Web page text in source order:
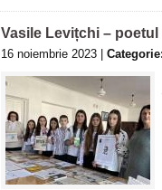
Vasile Levițchi –
16 noiembrie 2023 |